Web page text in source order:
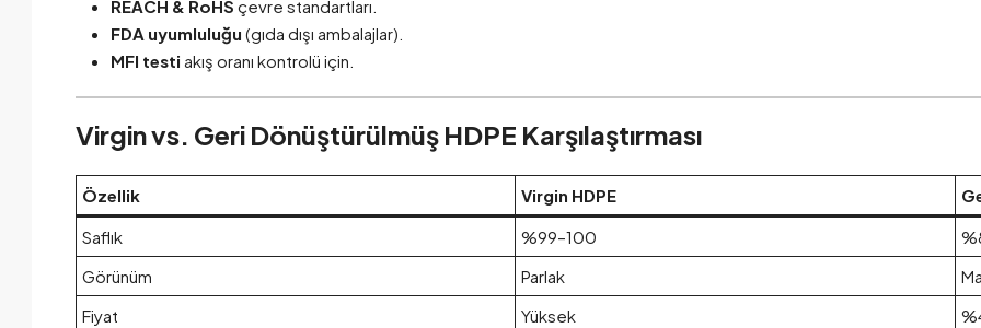
REACH & RoHS çevre standartları.
FDA uyumluluğu (gıda dışı ambalajlar).
MFI testi akış oranı kontrolü için.
Virgin vs. Geri Dönüştürülmüş HDPE Karşılaştırması
Özellik Virgin HDPE
Saflık
%99–100
Görünüm
Parlak
Fiyat
Yüksek